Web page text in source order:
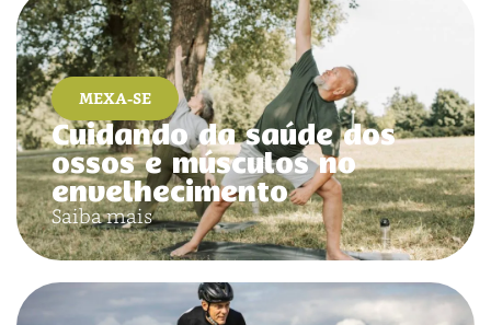
MEXA-SE
Cuidando da saúde dos
ossos e músculos no
envelhecimento
Saiba mais